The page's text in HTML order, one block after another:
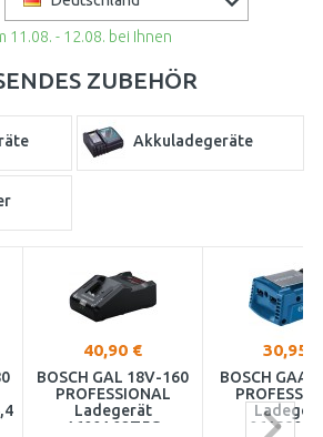
11.08. - 12.08. bei Ihnen
ZUBEHÖR
Akkuladegeräte
40,90 €
BOSCH GAL 18V-160
PROFESSIONAL
Ladegerät
1600A02T5G
30,95 €
BOSCH GAA